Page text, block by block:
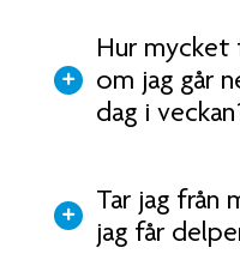
Hur mycket
om jag går
dag i
Tar jag från
jag får